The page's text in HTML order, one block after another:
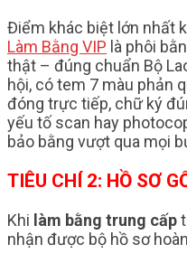
Điểm khác biệt lớn nhất
Làm Bằng VIP là phôi
thật – đúng chuẩn Bộ
hội, có tem 7 màu phản
đóng trực tiếp, chữ ký
yếu tố scan hay
bảo bằng vượt qua mọi
TIÊU CHÍ 2: HỒ SƠ
Khi làm bằng trung cấp
nhận được bộ hồ sơ